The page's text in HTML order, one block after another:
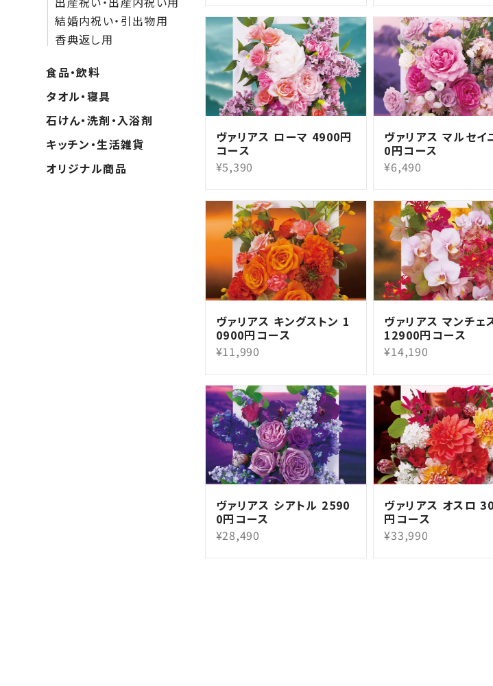
ヴァリアス ローマ 4900円
コース
¥5,390
ヴァリアス マルセイ
0円コース
¥6,490
ヴァリアス キングストン 1
0900円コース
¥11,990
ヴァリアス マンチェ
12900円コース
¥14,190
ヴァリアス シアトル 2590
0円コース
¥28,490
ヴァリアス オスロ
円コース
¥33,990
結婚内祝い・引出物用
香典返し用
食品・飲料
タオル・寝具
石けん・洗剤・入浴剤
キッチン・生活雑貨
オリジナル商品